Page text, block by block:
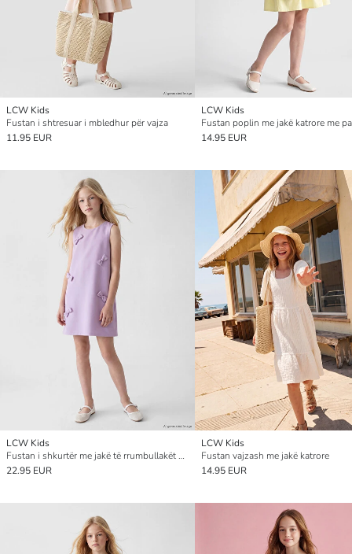
LCW Kids
Fustan i shtresuar i mbledhur për vajza
11.95 EUR
LCW Kids
14.95 EUR
LCW Kids
Fustan i shkurtër me jakë të rrumbullakët dhe detaj me fjongo për vajza
22.95 EUR
LCW Kids
Fustan vajzash me jakë katrore
14.95 EUR